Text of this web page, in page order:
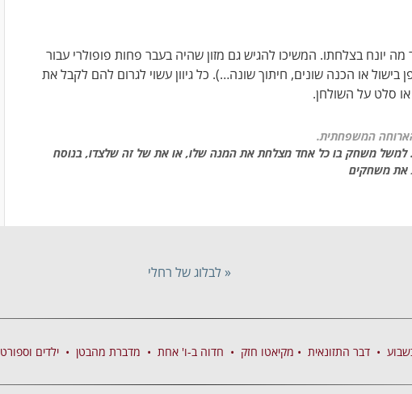
יונח בצלחתו. המשיכו להגיש גם מזון שהיה בעבר פחות פופולרי עבור
בישול או הכנה שונים, חיתוך שונה…). כל גיוון עשוי לגרום להם לקבל את
או סלט על השולחן.
המשפחתית.
למשל משחק בו כל אחד מצלחת את המנה שלו, או את של זה שלצדו, בנוסח
את משחקים
« לבלוג של רחלי
• דבר התזונאית • מקיאטו חזק • חדוה ב-ו' אחת • מדברת מהבטן • ילדים וספורט